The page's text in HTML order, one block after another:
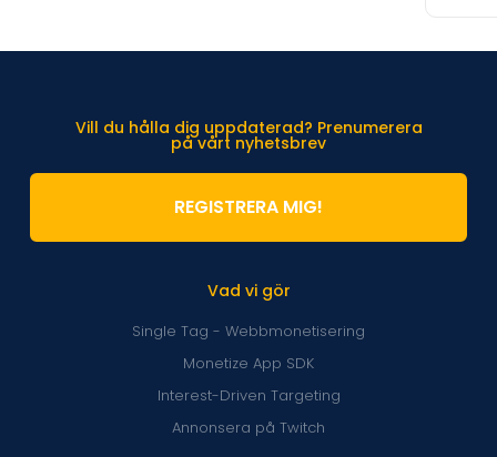
Vad vi gör
Single Tag - Webbmonetisering
Monetize App SDK
Interest-Driven Targeting
Annonsera på Twitch
Vill du hålla dig uppdaterad? Prenumerera
på vårt nyhetsbrev
REGISTRERA MIG!